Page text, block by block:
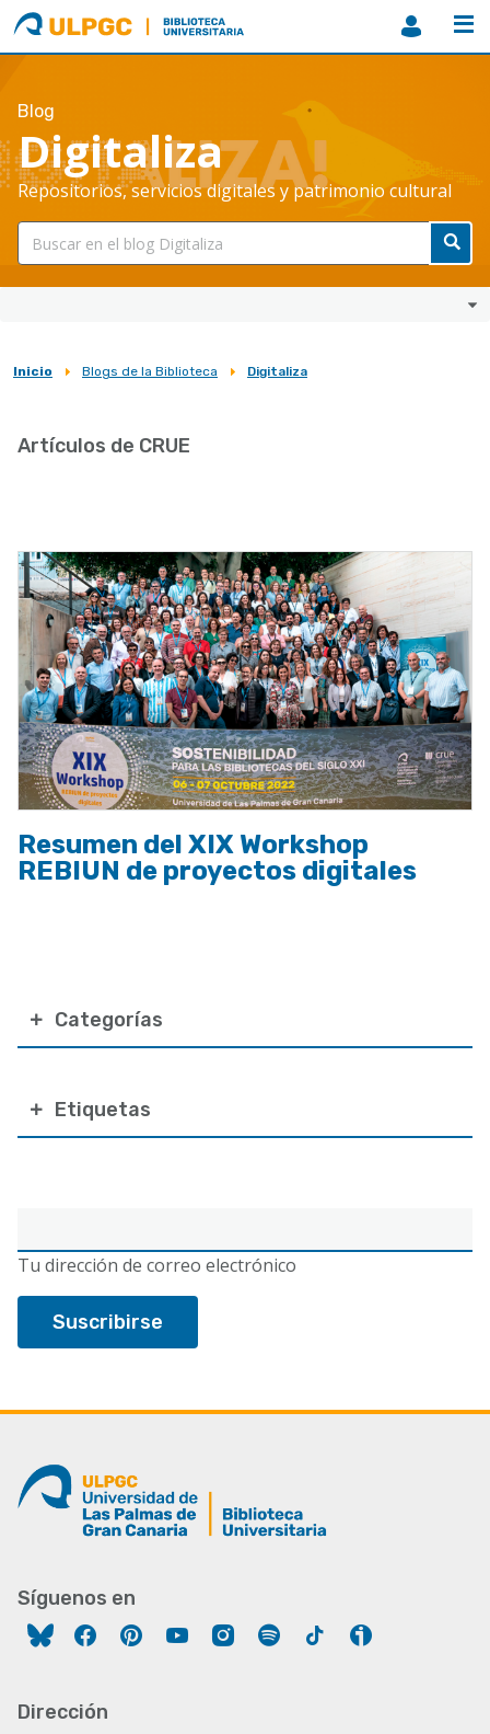
ULPGC
Biblioteca
ULPGC
Blog
Digitaliza
Repositorios, servicios digitales y patrimonio cultural
Sobrescribir
de
la
navegación
Inicio Blogs de la Biblioteca Digitaliza
electrónico
Tu dirección de correo electrónico
Categorías
Etiquetas
Artículos de CRUE
Resumen del XIX Workshop
REBIUN de proyectos digitales
Síguenos en
FacebookPinterestYouTubeInstagram
Spotify Tiktok
Dirección